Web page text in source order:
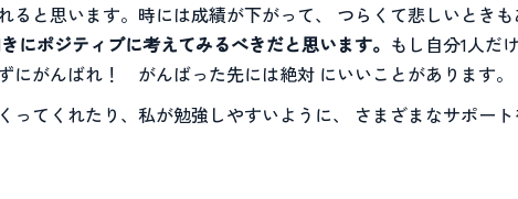
と思います。時には成績が下がって、 つらくて悲しいときも
にポジティブに考えてみるべきだと思います。 もし自分1人だ
がんばれ！ がんばった先には絶対 にいいことがあります。
てくれたり、私が勉強しやすいように、 さまざまなサポート